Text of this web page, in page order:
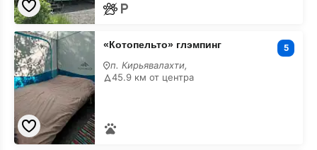
«Котопельто»
глэмпинг
«Котопельто» глэмпинг 5
п. Кирьявалахти,
45.9 км от центра